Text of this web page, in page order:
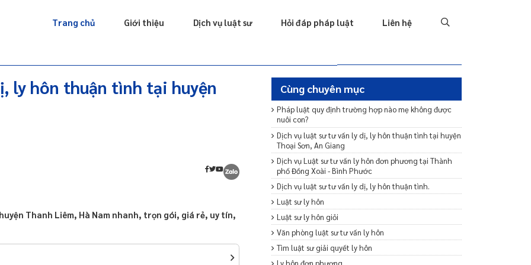
Trang chủ Giới thiệu Dịch vụ luật sư Hỏi đáp pháp luật Liên hệ Hôn nhân & Gia đình
ly hôn thuận tình tại huyện
Thanh Liêm, Hà Nam nhanh, trọn gói, giá rẻ, uy tín,
Cùng chuyên mục
Pháp luật quy định trường hợp nào mẹ không được
nuôi con?
Dịch vụ luật sư tư vấn ly dị, ly hôn thuận tình tại huyện
Thoại Sơn, An Giang
Dịch vụ Luật sư tư vấn ly hôn đơn phương tại Thành
phố Đồng Xoài - Bình Phước
Dịch vụ luật sư tư vấn ly dị, ly hôn thuận tình.
Luật sư ly hôn
Luật sư ly hôn giỏi
Văn phòng luật sư tư vấn ly hôn
Tìm luật sư giải quyết ly hôn